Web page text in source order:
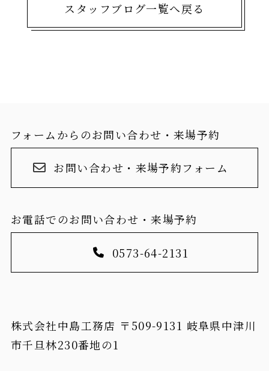
スタッフブログ一覧へ戻る
フォームからのお問い合わせ・来場予約
お問い合わせ・来場予約フォーム
お電話でのお問い合わせ・来場予約
0573-64-2131
株式会社中島工務店 〒509-9131 岐阜県中津川
市千旦林230番地の1